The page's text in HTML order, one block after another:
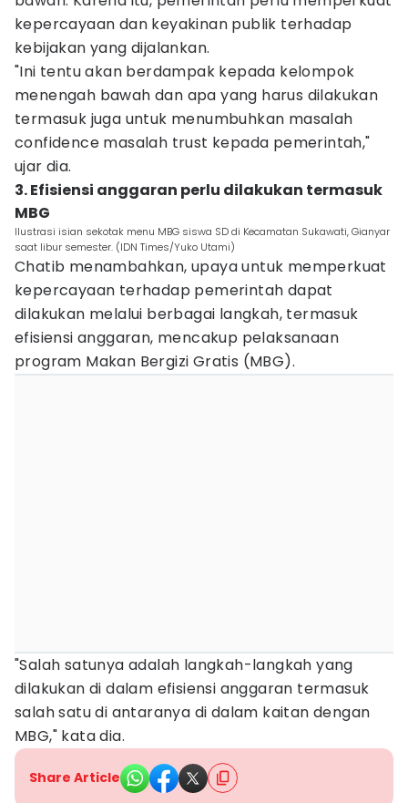
kepercayaan dan keyakinan publik terhadap
kebijakan yang dijalankan.
"Ini tentu akan berdampak kepada kelompok
menengah bawah dan apa yang harus dilakukan
termasuk juga untuk menumbuhkan masalah
confidence masalah trust kepada pemerintah,"
ujar dia.
3. Efisiensi anggaran perlu dilakukan termasuk
MBG
Ilustrasi isian sekotak menu MBG siswa SD di Kecamatan Sukawati, Gianyar
saat libur semester. (IDN Times/Yuko Utami)
Chatib menambahkan, upaya untuk memperkuat
kepercayaan terhadap pemerintah dapat
dilakukan melalui berbagai langkah, termasuk
efisiensi anggaran, mencakup pelaksanaan
program Makan Bergizi Gratis (MBG).
"Salah satunya adalah langkah-langkah yang
dilakukan di dalam efisiensi anggaran termasuk
salah satu di antaranya di dalam kaitan dengan
MBG," kata dia.
Share Article